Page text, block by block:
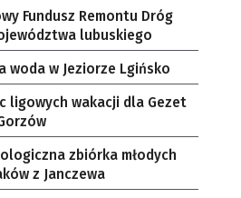
Fundusz Remontu Dróg
lubuskiego
woda w Jeziorze Lgińsko
ligowych wakacji dla Gezet
zbiórka młodych
z Janczewa